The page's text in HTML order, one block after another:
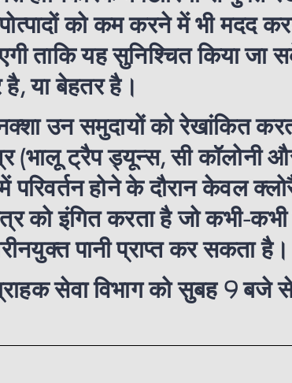
को कम करने में भी मदद
ताकि यह सुनिश्चित किया
या बेहतर है।
उन समुदायों को रेखांकित
(भालू ट्रैप ड्यून्स, सी कॉलोनी
होने के दौरान केवल
को इंगित करता है जो कभी-
पानी प्राप्त कर सकता है।
सेवा विभाग को सुबह 9